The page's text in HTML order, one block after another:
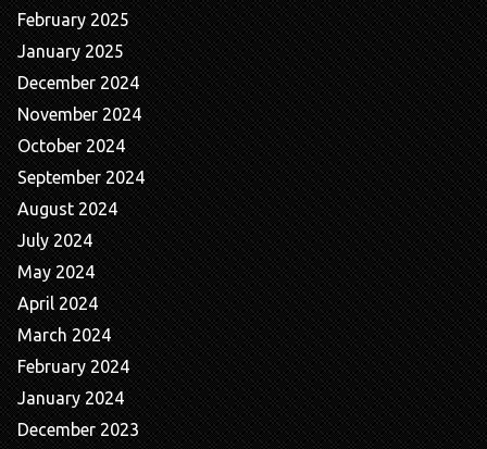
February 2025
January 2025
December 2024
November 2024
October 2024
September 2024
August 2024
July 2024
May 2024
April 2024
March 2024
February 2024
January 2024
December 2023